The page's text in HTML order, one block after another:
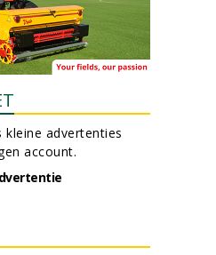
kleine advertenties
account.